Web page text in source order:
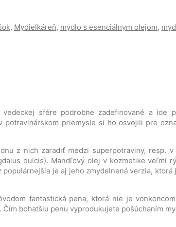
, Mydielkáreň, mydlo s esenciálnym olejom,
sfére podrobne zadefinované a ide
priemysle si ho osvojili pre
z nich zaradiť medzi superpotraviny, resp. v
dulcis). Mandľový olej v kozmetike veľmi
je aj jeho zmydelnená verzia, ktorá
fantastická pena, ktorá nie je
bohatšiu penu vyprodukujete pošúchaním